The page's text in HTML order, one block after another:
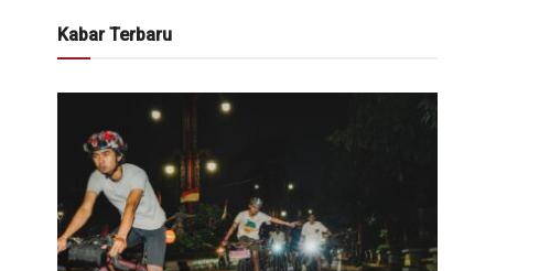
Kabar Terbaru